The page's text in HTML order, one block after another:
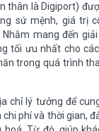
thân là Digiport)
sứ mệnh, giá trị
Nhằm mang đến
tối ưu nhất cho
trong quá trình
chỉ lý tưởng để
chi phí và thời gian,